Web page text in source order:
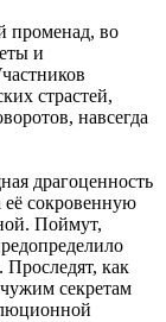
променад, во
и
страстей,
навсегда
драгоценность
её сокровенную
Поймут,
Проследят, как
секретам